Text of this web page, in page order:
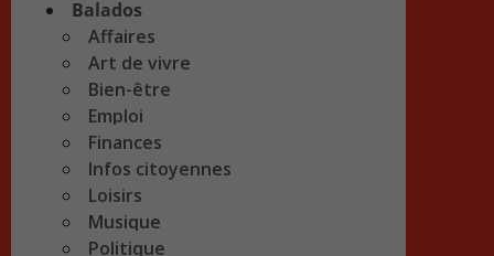
Balados
Affaires
Art de vivre
Bien-être
Emploi
Finances
Infos citoyennes
Loisirs
Musique
Politique